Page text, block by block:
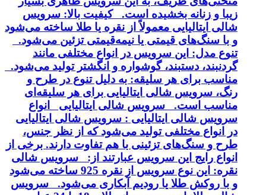
زیبا و زنانه بخشیده است. کیفیت بالا: سرویس
شالی ایتالیایی معمولاً از نقره یا طلا ساخته می‌شود
و با سنگ‌های قیمتی یا نیمه‌قیمتی تزئین می‌شود.
تنوع مدل: این سرویس در انواع مختلفی مانند
گردنبند، دستبند، گوشواره و انگشتر تولید می‌شود.
مناسب برای هر سلیقه: به دلیل تنوع در طرح و
رنگ، سرویس شالی ایتالیایی برای هر سلیقه‌ای
مناسب است. سرویس شالی ایتالیایی انواع
سرویس شالی ایتالیایی : سرویس شالی ایتالیایی
در انواع مختلفی تولید می‌شود که از نظر جنس،
طرح و سنگ‌های تزئینی با هم تفاوت دارند. برخی از
انواع رایج این سرویس عبارتند از: سرویس شالی
نقره: این نوع سرویس از نقره 925 ساخته می‌شود
و با روکش طلا یا رودیم آبکاری می‌شود. سرویس